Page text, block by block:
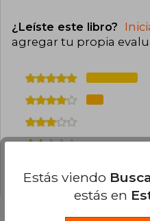
¿Leíste este libro?
agregar tu propia
Estás viendo
estás en